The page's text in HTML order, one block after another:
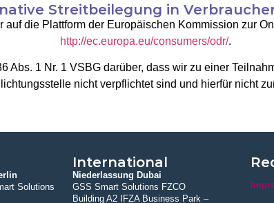
Streitbeilegung in
auf die Plattform der Europäischen Kommission zur
http://ec.europa.eu/consumers/odr/.
Abs. 1 Nr. 1 VSBG darüber, dass wir zu einer
nicht verpflichtet sind und hierfür nicht
Solutions
International
Niederlassung Dubai
GSS Smart Solutions FZCO
Building A2 IFZA Business Park –